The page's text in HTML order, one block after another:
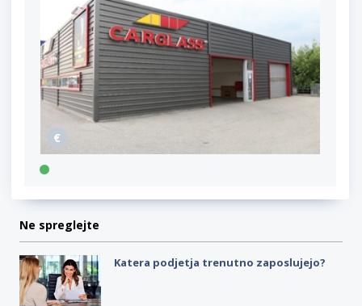
Ne spreglejte
Katera podjetja trenutno zaposlujejo?